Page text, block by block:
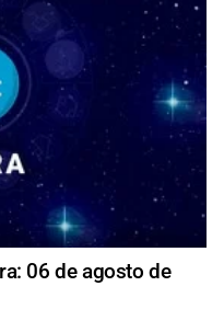
06 de agosto de